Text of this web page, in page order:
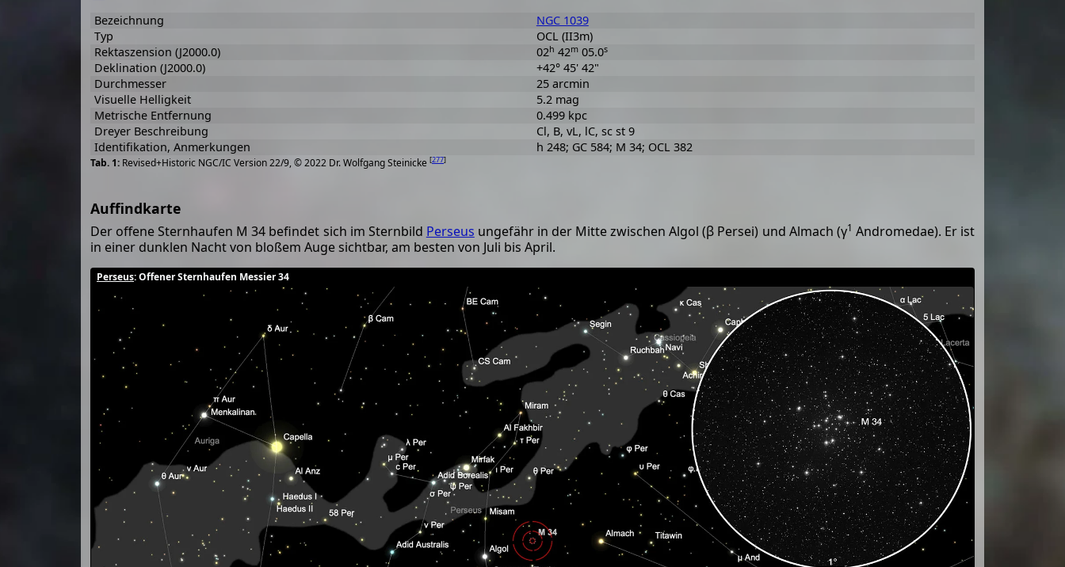
Revised+Historic NGC/IC Version 22/9, © 2022 Dr. Wolfgang Steinicke [277]
Bezeichnung
NGC 1039
Typ
OCL (II3m)
Rektaszension (J2000.0)
02h 42m05.0s
Deklination (J2000.0)
+42° 45' 42"
Durchmesser
25 arcmin
Visuelle Helligkeit
5.2 mag
Metrische Entfernung
0.499 kpc
Dreyer Beschreibung
Cl, B, vL, lC, sc st 9
Identifikation, Anmerkungen
h 248; GC 584; M 34; OCL 382
Auffindkarte
Der offene Sternhaufen M 34 befindet sich im Sternbild Perseus ungefähr in der Mitte zwischen Algol (β Persei) und Almach (γ1 Andromedae). Er ist
in einer dunklen Nacht von bloßem Auge sichtbar, am besten von Juli bis April.
Perseus: Offener Sternhaufen Messier 34